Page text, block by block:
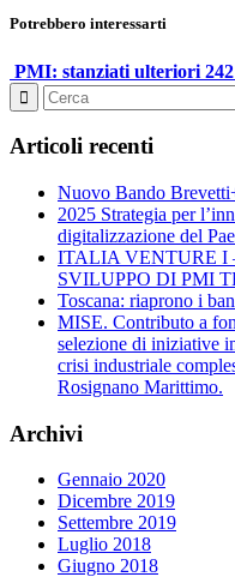
Potrebbero interessarti
PMI: stanziati ulteriori
Articoli recenti
Nuovo Bando
2025 Strategia per
digitalizzazione del
ITALIA VENTURE I
SVILUPPO DI PMI
Toscana: riaprono i
MISE. Contributo a
selezione di iniziative
crisi industriale
Rosignano Marittimo.
Archivi
Gennaio 2020
Dicembre 2019
Settembre 2019
Luglio 2018
Giugno 2018